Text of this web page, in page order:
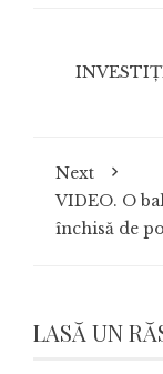
Next
VIDEO. O
închisă de
LASĂ UN